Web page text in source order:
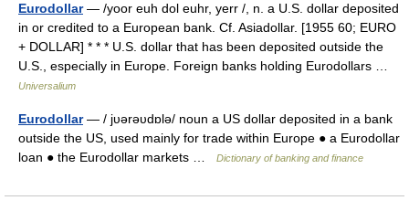
Eurodollar— /yoor euh dol euhr, yerr /, n. a U.S. dollar deposited
in or credited to a European bank. Cf. Asiadollar. [1955 60; EURO
+ DOLLAR] * * * U.S. dollar that has been deposited outside the
U.S., especially in Europe. Foreign banks holding Eurodollars …
Universalium
Eurodollar— / jυərəυdɒlə/ noun a US dollar deposited in a bank
outside the US, used mainly for trade within Europe ● a Eurodollar
loan ● the Eurodollar markets …
Dictionary of banking and finance